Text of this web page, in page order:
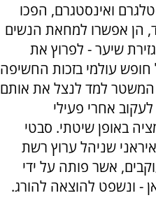
ואינסטגרם, הפכו
הן אפשרו למחאת הנשים
שיער - לפרוץ את
חופש עולמי בזכות החשיפה
המשטר למד לנצל את אותם
לעקוב אחרי פעילי
באופן שיטתי. סבטי
שניהל ערוץ רשת
אשר פותה על ידי
- ונשפט להוצאה להורג.